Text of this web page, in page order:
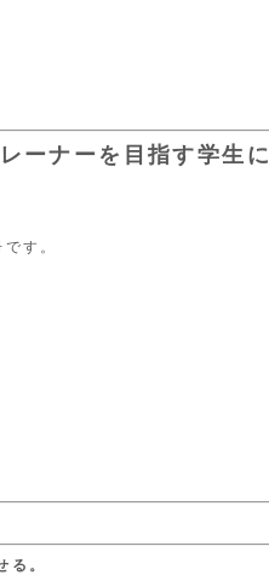
ーナーを目指す学生に
す。
る。